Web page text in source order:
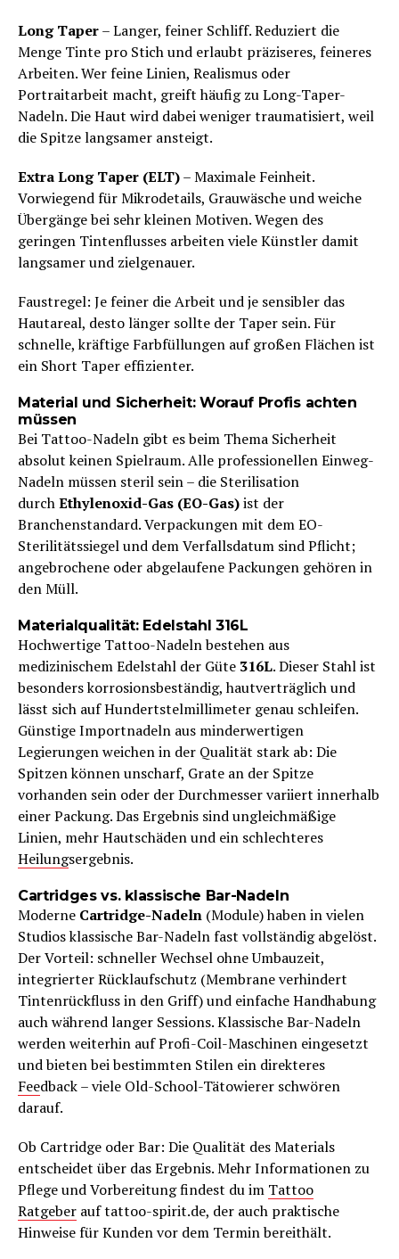
Long Taper– Langer, feiner Schliff. Reduziert die
Menge Tinte pro Stich und erlaubt präziseres, feineres
Arbeiten. Wer feine Linien, Realismus oder
Portraitarbeit macht, greift häufig zu Long-Taper-
Nadeln. Die Haut wird dabei weniger traumatisiert, weil
die Spitze langsamer ansteigt.
Extra Long Taper (ELT)– Maximale Feinheit.
Vorwiegend für Mikrodetails, Grauwäsche und weiche
Übergänge bei sehr kleinen Motiven. Wegen des
geringen Tintenflusses arbeiten viele Künstler damit
langsamer und zielgenauer.
Faustregel: Je feiner die Arbeit und je sensibler das
Hautareal, desto länger sollte der Taper sein. Für
schnelle, kräftige Farbfüllungen auf großen Flächen ist
ein Short Taper effizienter.
Material und Sicherheit: Worauf Profis achten
müssen
Bei Tattoo-Nadeln gibt es beim Thema Sicherheit
absolut keinen Spielraum. Alle professionellen Einweg-
Nadeln müssen steril sein – die Sterilisation
durchEthylenoxid-Gas (EO-Gas)ist der
Branchenstandard. Verpackungen mit dem EO-
Sterilitätssiegel und dem Verfallsdatum sind Pflicht;
angebrochene oder abgelaufene Packungen gehören in
den Müll.
Materialqualität: Edelstahl 316L
Hochwertige Tattoo-Nadeln bestehen aus
medizinischem Edelstahl der Güte 316L. Dieser Stahl ist
besonders korrosionsbeständig, hautverträglich und
lässt sich auf Hundertstelmillimeter genau schleifen.
Günstige Importnadeln aus minderwertigen
Legierungen weichen in der Qualität stark ab: Die
Spitzen können unscharf, Grate an der Spitze
vorhanden sein oder der Durchmesser variiert innerhalb
einer Packung. Das Ergebnis sind ungleichmäßige
Linien, mehr Hautschäden und ein schlechteres
Heilungsergebnis.
Cartridges vs. klassische Bar-Nadeln
Moderne Cartridge-Nadeln (Module) haben in vielen
Studios klassische Bar-Nadeln fast vollständig abgelöst.
Der Vorteil: schneller Wechsel ohne Umbauzeit,
integrierter Rücklaufschutz (Membrane verhindert
Tintenrückfluss in den Griff) und einfache Handhabung
auch während langer Sessions. Klassische Bar-Nadeln
werden weiterhin auf Profi-Coil-Maschinen eingesetzt
und bieten bei bestimmten Stilen ein direkteres
Feedback – viele Old-School-Tätowierer schwören
darauf.
Ob Cartridge oder Bar: Die Qualität des Materials
entscheidet über das Ergebnis. Mehr Informationen zu
Pflege und Vorbereitung findest du im Tattoo
Ratgeber auf tattoo-spirit.de, der auch praktische
Hinweise für Kunden vor dem Termin bereithält.